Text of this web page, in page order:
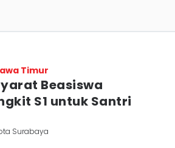
Timur
Beasiswa
S1 untuk Santri
Surabaya